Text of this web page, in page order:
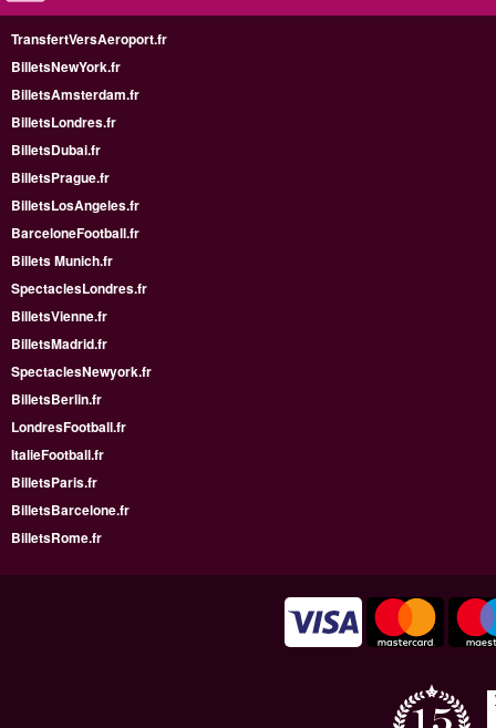
TransfertVersAeroport.fr
BilletsNewYork.fr
BilletsAmsterdam.fr
BilletsLondres.fr
BilletsDubai.fr
BilletsPrague.fr
BilletsLosAngeles.fr
BarceloneFootball.fr
Billets Munich.fr
SpectaclesLondres.fr
BilletsVienne.fr
BilletsMadrid.fr
SpectaclesNewyork.fr
BilletsBerlin.fr
LondresFootball.fr
ItalieFootball.fr
BilletsParis.fr
BilletsBarcelone.fr
BilletsRome.fr